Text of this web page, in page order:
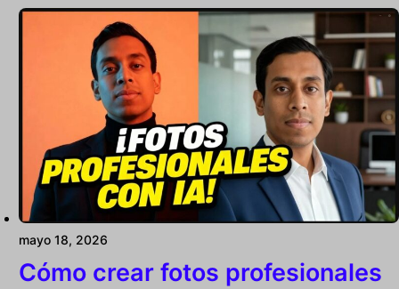
mayo 18, 2026
Cómo crear fotos profesionales